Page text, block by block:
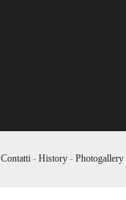
Contatti- History- Photogallery